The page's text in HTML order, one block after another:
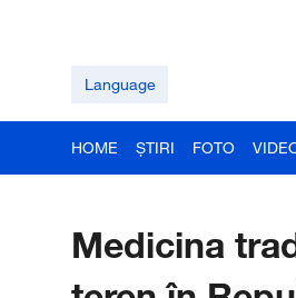
Language
HOME ȘTIRI FOTO
Medicina